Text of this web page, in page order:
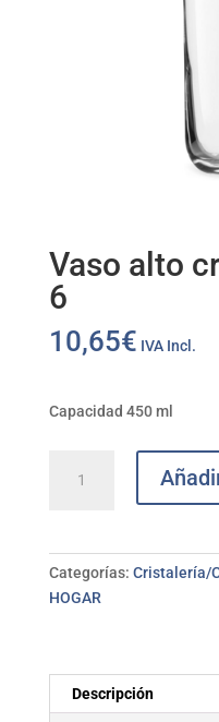
Vaso alto
6
10,65€ IVA Incl.
Capacidad 450 ml
Categorías: Cristalería/
HOGAR
Descripción